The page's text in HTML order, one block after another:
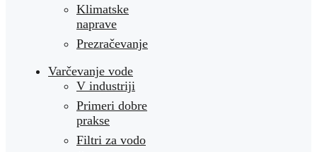
Klimatske
naprave
Prezračevanje
Varčevanje vode
V industriji
Primeri dobre
prakse
Filtri za vodo